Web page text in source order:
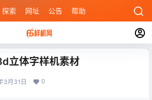
探索 网址 公告 帮助
立体字样机素材
3月31日 0